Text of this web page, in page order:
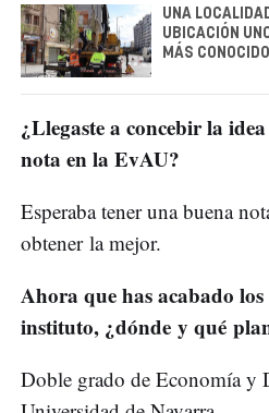
UNA
UBICACIÓN
MÁS
¿Llegaste a concebir la
nota en la EvAU?
Esperaba tener una buena
obtener la mejor.
Ahora que has acabado los
instituto, ¿dónde y qué
Doble grado de Economía y